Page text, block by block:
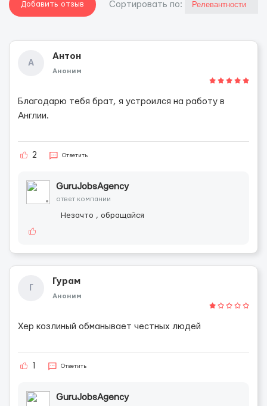
Добавить отзыв Cортировать по:
А
Антон
Аноним
Благодарю тебя брат, я устроился на работу в
Англии.
2 Ответить
GuruJobsAgency
ответ компании
Незачто , обращайся
Г
Гурам
Аноним
Хер козлиный обманывает честных людей
Ответить
GuruJobsAgency